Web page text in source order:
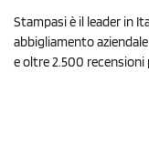
Stampasi è il leader in
abbigliamento
e oltre 2.500